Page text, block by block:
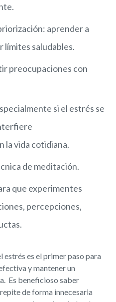
aprender a
límites saludables.
preocupaciones con
si el estrés se
la vida cotidiana.
de meditación.
que experimentes
percepciones,
es el primer paso para
y mantener un
Es beneficioso saber
de forma innecesaria